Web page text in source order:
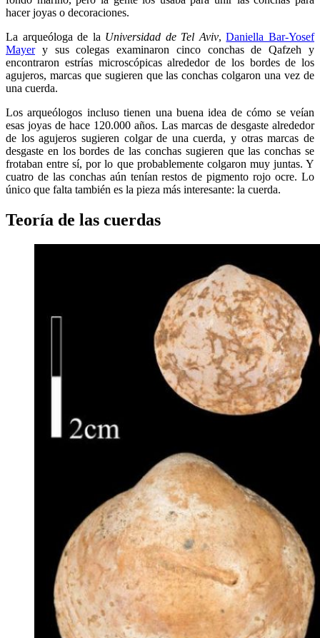
hacer joyas o decoraciones.
La arqueóloga de la Universidad de Tel Aviv,Daniella Bar-Yosef
Mayery sus colegas examinaron cinco conchas de Qafzeh y
encontraron estrías microscópicas alrededor de los bordes de los
agujeros, marcas que sugieren que las conchas colgaron una vez de
una cuerda.
Los arqueólogos incluso tienen una buena idea de cómo se veían
esas joyas de hace 120.000 años. Las marcas de desgaste alrededor
de los agujeros sugieren colgar de una cuerda, y otras marcas de
desgaste en los bordes de las conchas sugieren que las conchas se
frotaban entre sí, por lo que probablemente colgaron muy juntas. Y
cuatro de las conchas aún tenían restos de pigmento rojo ocre. Lo
único que falta también es la pieza más interesante: la cuerda.
Teoría de las cuerdas